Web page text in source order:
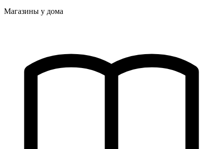
Магазины у дома